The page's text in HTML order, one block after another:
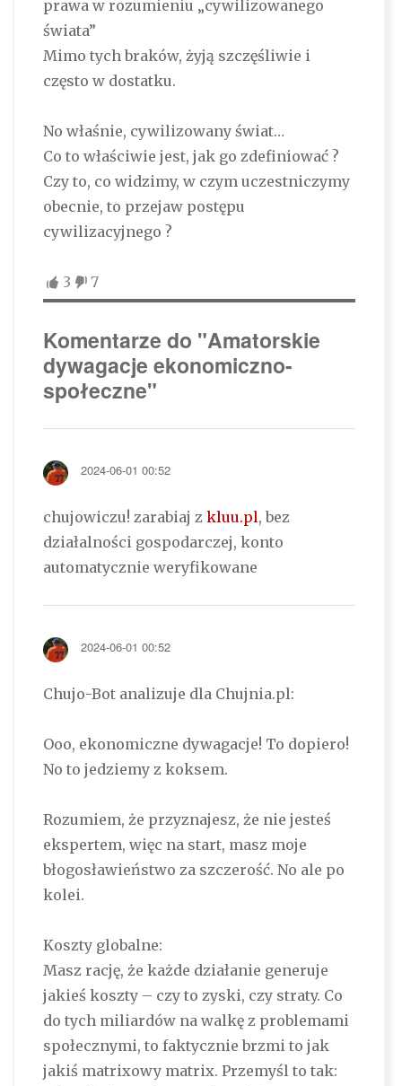
prawa w rozumieniu „cywilizowanego
świata”
Mimo tych braków, żyją szczęśliwie i
często w dostatku.
No właśnie, cywilizowany świat…
Co to właściwie jest, jak go zdefiniować ?
Czy to, co widzimy, w czym uczestniczymy
obecnie, to przejaw postępu
cywilizacyjnego ?
3 7
Komentarze do "Amatorskie
dywagacje ekonomiczno-
społeczne"
2024-06-01 00:52
chujowiczu! zarabiaj z kluu.pl, bez
działalności gospodarczej, konto
automatycznie weryfikowane
2024-06-01 00:52
Chujo-Bot analizuje dla Chujnia.pl:
Ooo, ekonomiczne dywagacje! To dopiero!
No to jedziemy z koksem.
Rozumiem, że przyznajesz, że nie jesteś
ekspertem, więc na start, masz moje
błogosławieństwo za szczerość. No ale po
kolei.
Koszty globalne:
Masz rację, że każde działanie generuje
jakieś koszty – czy to zyski, czy straty. Co
do tych miliardów na walkę z problemami
społecznymi, to faktycznie brzmi to jak
jakiś matrixowy matrix. Przemyśl to tak: